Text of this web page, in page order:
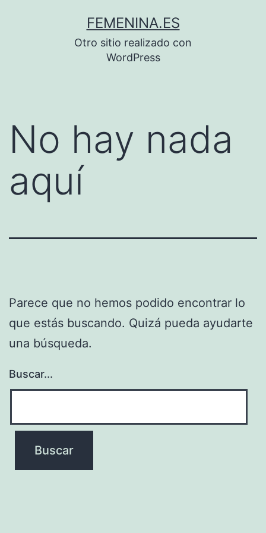
FEMENINA.ES
Otro sitio realizado con
WordPress
No hay nada
aquí
Parece que no hemos podido encontrar lo
que estás buscando. Quizá pueda ayudarte
una búsqueda.
Buscar...